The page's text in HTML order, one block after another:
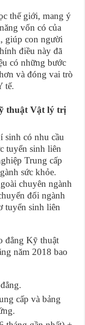
thế giới, mang ý
vốn có của
giúp con người
điều này đã
có những bước
và đóng vai trò
tế.
thuật Vật lý trị
sinh có nhu cầu
tuyển sinh liên
Trung cấp
sức khỏe.
chuyên ngành
đổi ngành
tuyển sinh liên
đẳng Kỹ thuật
năm 2018 bao
cấp và bảng